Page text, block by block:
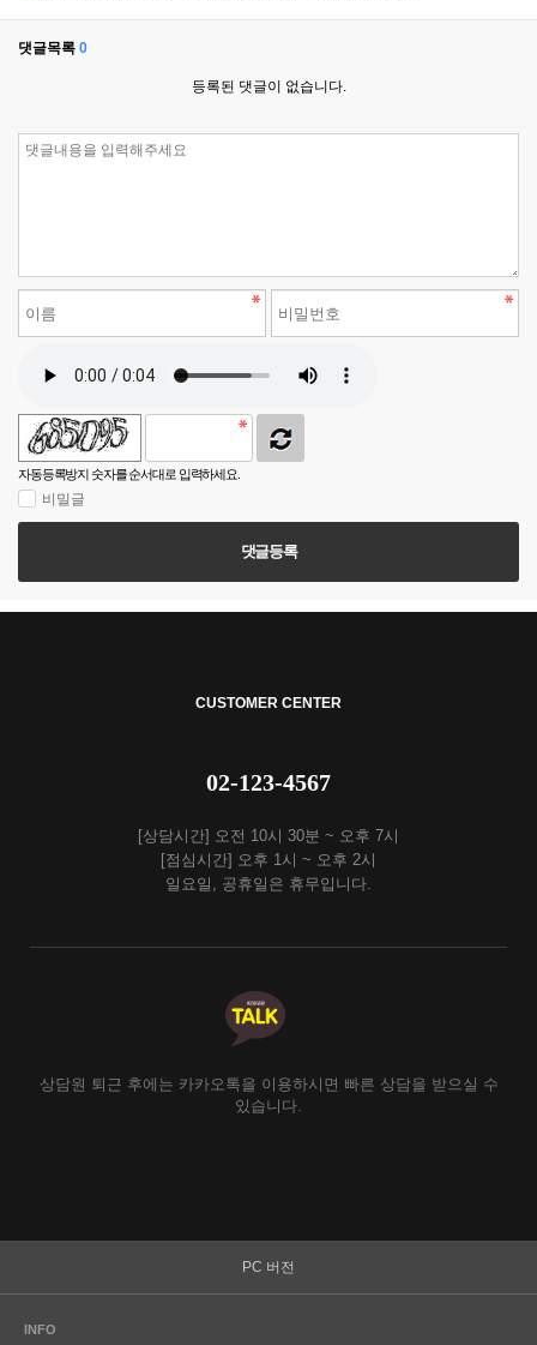
댓글목록 0
등록된 댓글이 없습니다.
자동등록방지 숫자를 순서대로 입력하세요.
비밀글
댓글등록
CUSTOMER CENTER
02-123-4567
[상담시간] 오전 10시 30분 ~ 오후 7시
[점심시간] 오후 1시 ~ 오후 2시
일요일, 공휴일은 휴무입니다.
상담원 퇴근 후에는 카카오톡을 이용하시면 빠른 상담을 받으실 수
있습니다.
PC 버전
INFO